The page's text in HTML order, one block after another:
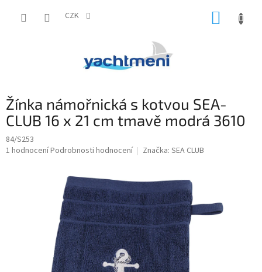
CZK
Žínka námořnická s kotvou SEA-
CLUB 16 x 21 cm tmavě modrá 3610
84/S253
Průměrné
1 hodnoceníPodrobnosti hodnocení Značka: SEA CLUB